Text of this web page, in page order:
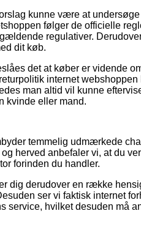
kunne være at
følger de officielle
regulativer.
dit køb.
det at køber er vidende
internet
man altid vil kunne
kvinde eller mand.
temmelig udmærkede
herved anbefaler vi, at du
forinden du handler.
dig derudover en række
ser vi faktisk internet
service, hvilket desuden må